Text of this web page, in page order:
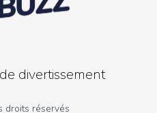
divertissement
droits réservés